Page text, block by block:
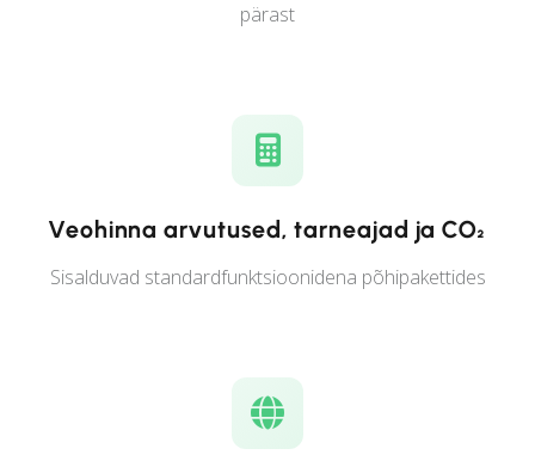
pärast
Veohinna arvutused, tarneajad ja CO₂
Sisalduvad standardfunktsioonidena põhipakettides